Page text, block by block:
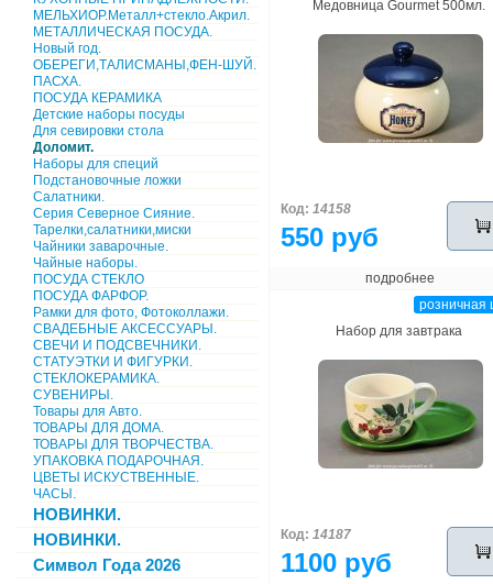
МЕЛЬХИОР.Металл+стекло.Акрил.
МЕТАЛЛИЧЕСКАЯ ПОСУДА.
Новый год.
ОБЕРЕГИ,ТАЛИСМАНЫ,ФЕН-ШУЙ.
ПАСХА.
ПОСУДА КЕРАМИКА
Детские наборы посуды
Для севировки стола
Доломит.
Наборы для специй
Подстановочные ложки
Салатники.
Серия Северное Сияние.
Тарелки,салатники,миски
Чайники заварочные.
Чайные наборы.
ПОСУДА СТЕКЛО
ПОСУДА ФАРФОР.
Рамки для фото, Фотоколлажи.
СВАДЕБНЫЕ АКСЕССУАРЫ.
СВЕЧИ И ПОДСВЕЧНИКИ.
СТАТУЭТКИ И ФИГУРКИ.
СТЕКЛОКЕРАМИКА.
СУВЕНИРЫ.
Товары для Авто.
ТОВАРЫ ДЛЯ ДОМА.
ТОВАРЫ ДЛЯ ТВОРЧЕСТВА.
УПАКОВКА ПОДАРОЧНАЯ.
ЦВЕТЫ ИСКУСТВЕННЫЕ.
ЧАСЫ.
НОВИНКИ.
НОВИНКИ.
Символ Года 2026
Медовница Gourmet 500мл.
Код: 14158
550 руб
подробнее
розничная
Набор для завтрака
Код: 14187
1100 руб